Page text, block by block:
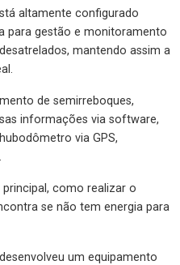
altamente configurado
para gestão e monitoramento
mantendo assim a
de semirreboques,
informações via software,
via GPS,
como realizar o
se não tem energia para
um equipamento